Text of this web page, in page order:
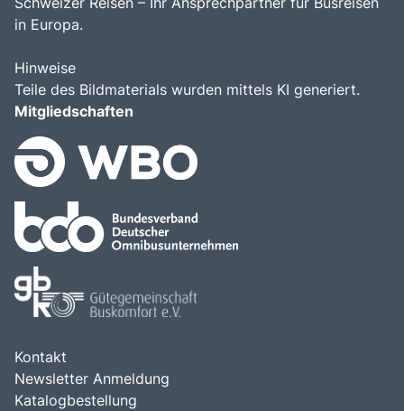
in Europa.
Hinweise
Teile des Bildmaterials wurden mittels KI generiert.
Mitgliedschaften
Kontakt
Newsletter Anmeldung
Katalogbestellung